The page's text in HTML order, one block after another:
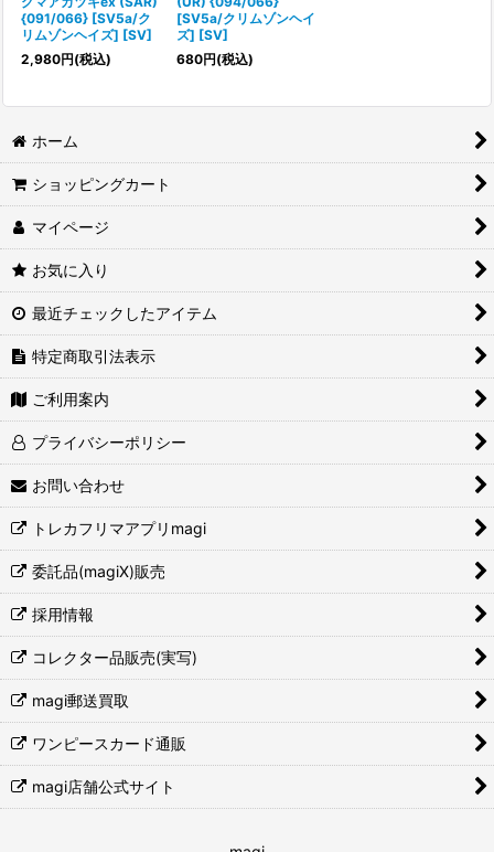
{091/066} [SV5a/ク
リムゾンヘイズ] [SV]
2,980円(税込)
[SV5a/クリムゾンヘイ
ズ] [SV]
680円(税込)
ホーム
ショッピングカート
マイページ
お気に入り
最近チェックしたアイテム
特定商取引法表示
ご利用案内
プライバシーポリシー
お問い合わせ
トレカフリマアプリmagi
委託品(magiX)販売
採用情報
コレクター品販売(実写)
magi郵送買取
ワンピースカード通販
magi店舗公式サイト